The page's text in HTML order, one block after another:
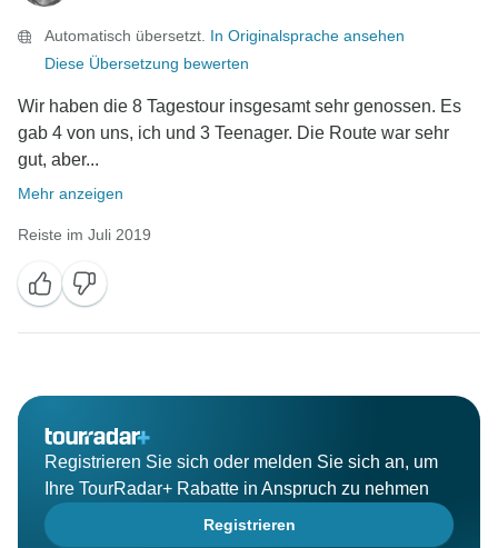
Automatisch übersetzt. In Originalsprache ansehen
Diese Übersetzung bewerten
Wir haben die 8 Tagestour insgesamt sehr genossen. Es
gab 4 von uns, ich und 3 Teenager. Die Route war sehr
gut, aber...
Mehr anzeigen
Reiste im Juli 2019
Registrieren Sie sich oder melden Sie sich an, um
Ihre TourRadar+ Rabatte in Anspruch zu nehmen
Registrieren